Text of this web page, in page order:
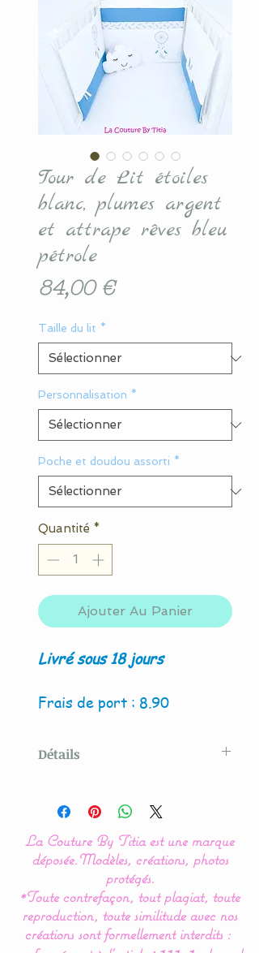
Tour de Lit étoiles
blanc, plumes argent
et attrape rêves bleu
pétrole
84,00 €Prix
Taille du lit *
Personnalisation *
Poche et doudou assorti *
Quantité *
Ajouter Au Panier
Livré sous 18 jours
Frais de port : 8.90
Détails
Couture By Titia
Le tour de Lit est composé
de 3 coussins ( 60 x 45 cm)
: 1 pour la tête de lit et 2
autres pour les côtés.
La Couture By Titia est une marque
déposée.Modèles, créations, photos
protégés.
*Toute contrefaçon, tout plagiat, toute
reproduction, toute similitude avec nos
créations sont formellement interdits :